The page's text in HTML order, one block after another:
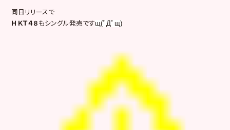
同日リリースで
ＨＫＴ４８もシングル発売ですщ(ﾟДﾟщ)